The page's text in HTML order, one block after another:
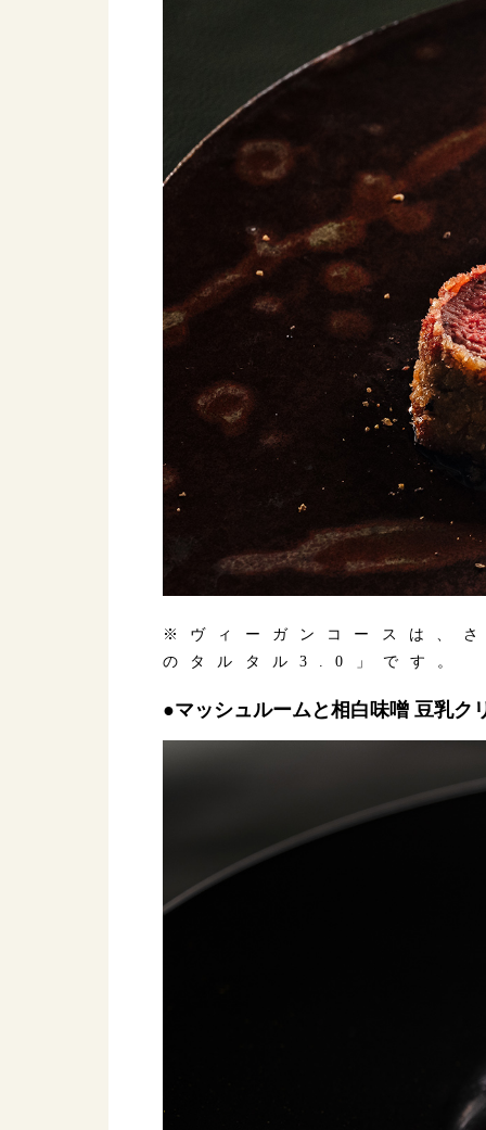
※ヴィーガンコースは、
のタルタル3.0」です。
●マッシュルームと相白味噌 豆乳ク